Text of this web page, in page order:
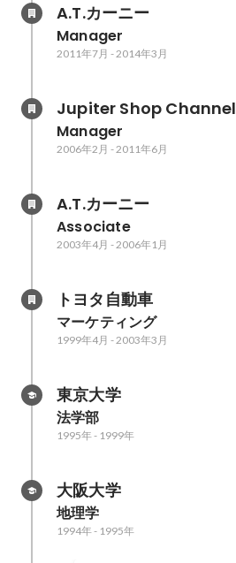
A.T.カーニー
Manager
2011年7月 - 2014年3月
Jupiter Shop Channel
Manager
2006年2月 - 2011年6月
A.T.カーニー
Associate
2003年4月 - 2006年1月
トヨタ自動車
マーケティング
1999年4月 - 2003年3月
東京大学
法学部
1995年- 1999年
大阪大学
地理学
1994年- 1995年